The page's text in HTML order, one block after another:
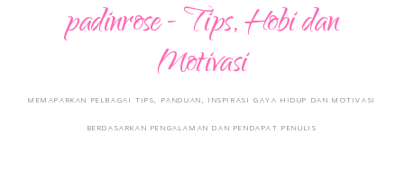
padinrose - Tips, Hobi dan
Motivasi
MEMAPARKAN PELBAGAI TIPS, PANDUAN, INSPIRASI GAYA HIDUP DAN MOTIVASI
BERDASARKAN PENGALAMAN DAN PENDAPAT PENULIS